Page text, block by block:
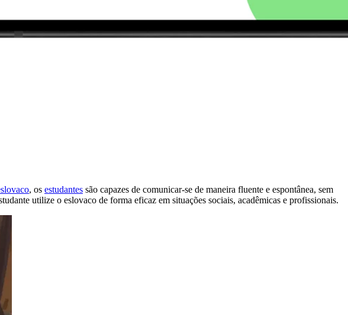
, os estudantes são capazes de comunicar-se de maneira fluente e espontânea, sem
utilize o eslovaco de forma eficaz em situações sociais, acadêmicas e profissionais.